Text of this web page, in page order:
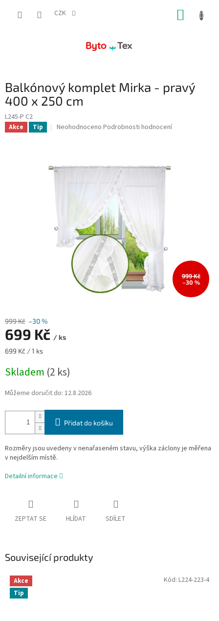
CZK
Balkónový komplet Mirka - pravý
400 x 250 cm
L245-P C2
Akce Tip
Průměrné
0,0
z
Neohodnoceno Podrobnosti hodnocení
999 Kč
–30 %
999 Kč –30 %
699 Kč / ks
Měrná
699 Kč / 1 ks
Skladem (2 ks)
Můžeme doručit do: 12.8.2026
Přidat do košíku
Rozměry jsou uvedeny v nenařaseném stavu, výška záclony je měřena
v nejdelším místě.
Detailní informace
ZEPTAT SE HLÍDAT SDÍLET
Související produkty
Akce
Tip
Kód: L224-223-4